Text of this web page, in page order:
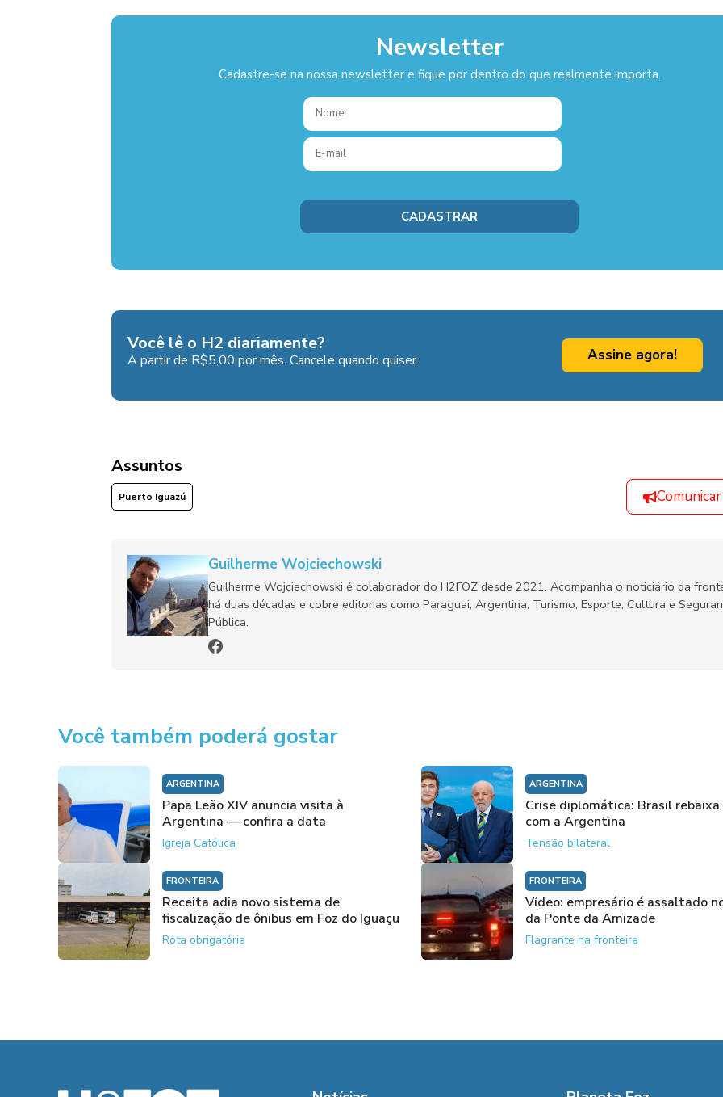
Newsletter
Cadastre-se na nossa newsletter e fique por dentro do que realmente importa.
Você lê o H2 diariamente?
A partir de R$5,00 por mês. Cancele quando quiser. Assine agora!
Assuntos
Puerto Iguazú
Guilherme Wojciechowski
Guilherme Wojciechowski é colaborador do H2FOZ desde 2021. Acompanha o noticiário da
há duas décadas e cobre editorias como Paraguai, Argentina, Turismo, Esporte, Cultura e
Pública.
Você também poderá gostar
ARGENTINA
Papa Leão XIV anuncia visita à
Argentina — confira a data
Igreja Católica
ARGENTINA
Crise diplomática: Brasil
com a Argentina
Tensão bilateral
FRONTEIRA
Receita adia novo sistema de
fiscalização de ônibus em Foz do Iguaçu
Rota obrigatória
FRONTEIRA
Vídeo: empresário é assaltado
da Ponte da Amizade
Flagrante na fronteira